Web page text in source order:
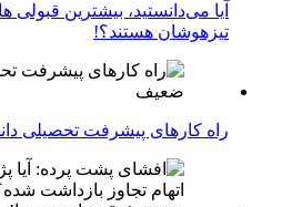
آیا می‌دانستید، بیشترین
تیزهوشان هستند؟!
راه کارهای پیشرفت تحصیلی